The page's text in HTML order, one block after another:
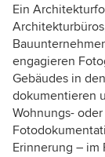
Ein
engagieren
Gebäudes in
dokumentieren
Wohnungs-
Erinnerung – im